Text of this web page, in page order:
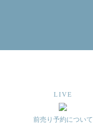
LIVE
前売り予約について